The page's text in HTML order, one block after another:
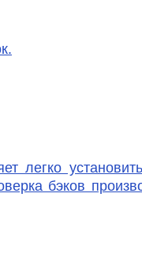
легко
бэков